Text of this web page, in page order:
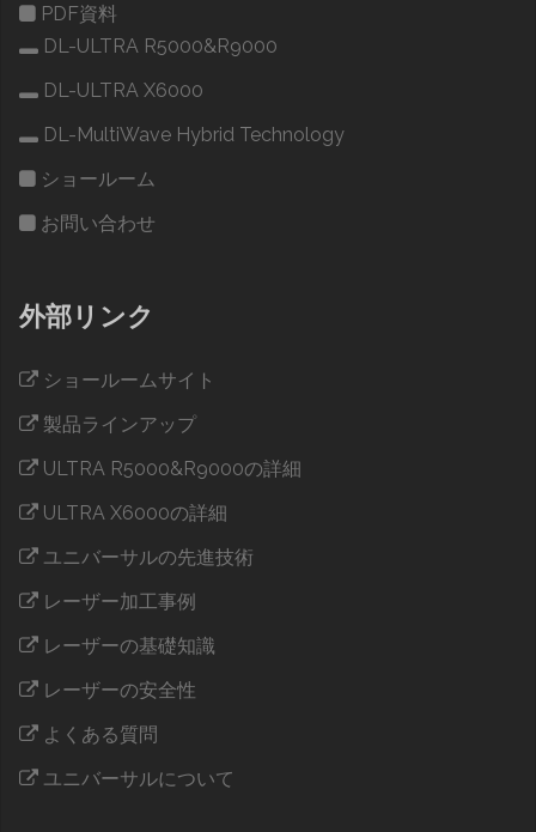
PDF資料
DL-ULTRA R5000&R9000
DL-ULTRA X6000
DL-MultiWave Hybrid Technology
ショールーム
お問い合わせ
外部リンク
ショールームサイト
製品ラインアップ
ULTRA R5000&R9000の詳細
ULTRA X6000の詳細
ユニバーサルの先進技術
レーザー加工事例
レーザーの基礎知識
レーザーの安全性
よくある質問
ユニバーサルについて